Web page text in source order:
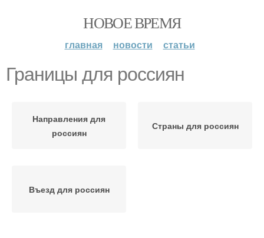
НОВОЕ ВРЕМЯ
главная новости статьи
Границы для россиян
Направления для
россиян
Страны для россиян
Въезд для россиян